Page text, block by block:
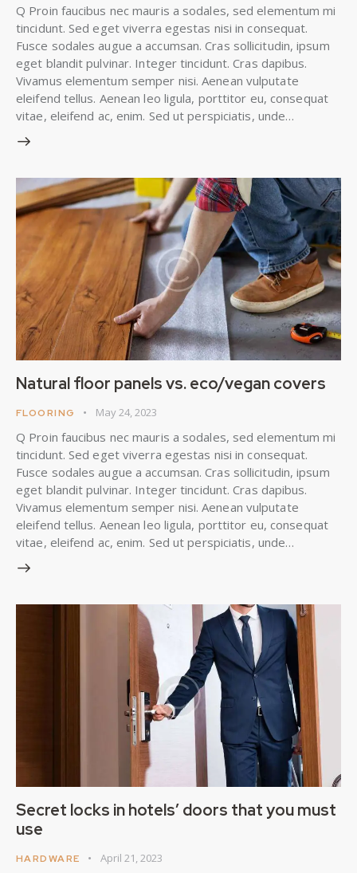
Q Proin faucibus nec mauris a sodales, sed elementum mi
tincidunt. Sed eget viverra egestas nisi in consequat.
Fusce sodales augue a accumsan. Cras sollicitudin, ipsum
eget blandit pulvinar. Integer tincidunt. Cras dapibus.
Vivamus elementum semper nisi. Aenean vulputate
eleifend tellus. Aenean leo ligula, porttitor eu, consequat
vitae, eleifend ac, enim. Sed ut perspiciatis, unde…
Natural floor panels vs. eco/vegan covers
FLOORING May 24, 2023
Q Proin faucibus nec mauris a sodales, sed elementum mi
tincidunt. Sed eget viverra egestas nisi in consequat.
Fusce sodales augue a accumsan. Cras sollicitudin, ipsum
eget blandit pulvinar. Integer tincidunt. Cras dapibus.
Vivamus elementum semper nisi. Aenean vulputate
eleifend tellus. Aenean leo ligula, porttitor eu, consequat
vitae, eleifend ac, enim. Sed ut perspiciatis, unde…
Secret locks in hotels’ doors that you must
use
HARDWARE April 21, 2023